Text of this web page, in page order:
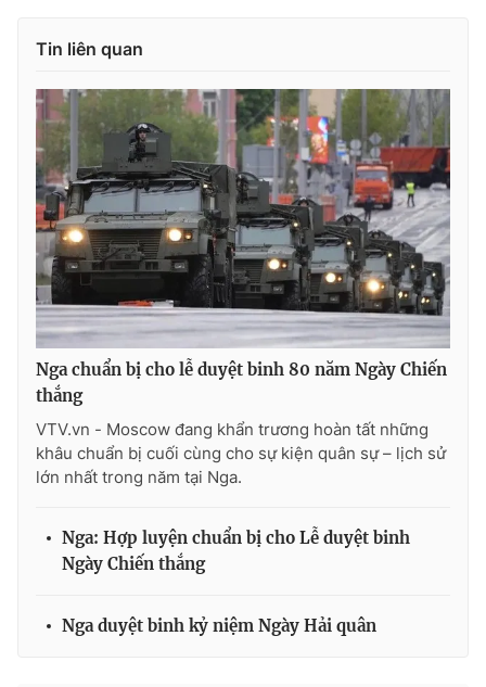
Tin liên quan
Nga chuẩn bị cho lễ duyệt binh 80 năm Ngày Chiến
thắng
VTV.vn - Moscow đang khẩn trương hoàn tất những
khâu chuẩn bị cuối cùng cho sự kiện quân sự – lịch sử
lớn nhất trong năm tại Nga.
Nga: Hợp luyện chuẩn bị cho Lễ duyệt binh
Ngày Chiến thắng
Nga duyệt binh kỷ niệm Ngày Hải quân